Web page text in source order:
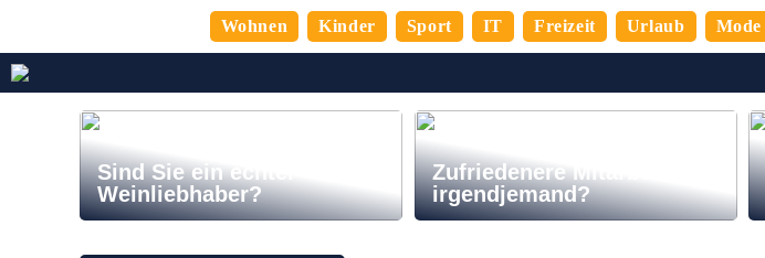
Wohnen Kinder Sport IT Freizeit Urlaub Mode
Sind Sie ein echter
Weinliebhaber?
Zufriedenere Mitarbeiter,
irgendjemand?